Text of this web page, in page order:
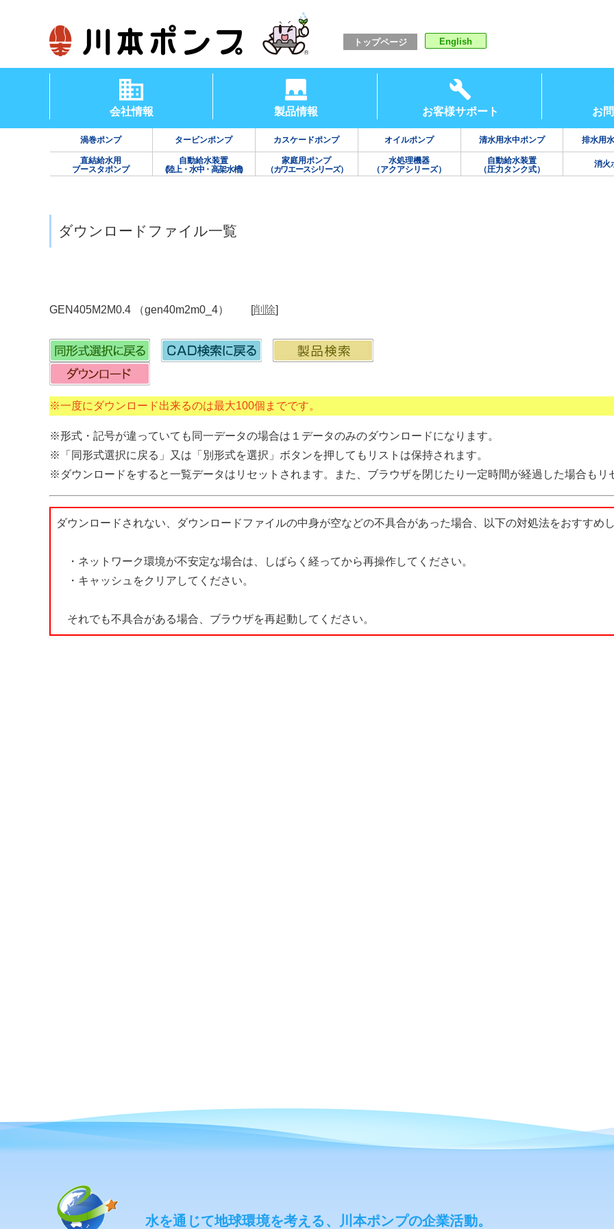
トップページ English
会社情報 製品情報 お客様サポート お
渦巻ポンプ タービンポンプ カスケードポンプ オイルポンプ 清水用水中ポンプ 排水用
直結給水用
ブースタポンプ
自動給水装置
(陸上・水中・高架水槽)
家庭用ポンプ
（カワエースシリーズ）
水処理機器
（アクアシリーズ）
自動給水装置
（圧力タンク式）
消火
ダウンロードファイル一覧
GEN405M2M0.4 （gen40m2m0_4） [削除]
※一度にダウンロード出来るのは最大100個までです。
※形式・記号が違っていても同一データの場合は１データのみのダウンロードになります。
※「同形式選択に戻る」又は「別形式を選択」ボタンを押してもリストは保持されます。
※ダウンロードをすると一覧データはリセットされます。また、ブラウザを閉じたり一定時間が経過した場合もリ
ダウンロードされない、ダウンロードファイルの中身が空などの不具合があった場合、以下の対処法をおすすめし
・ネットワーク環境が不安定な場合は、しばらく経ってから再操作してください。
・キャッシュをクリアしてください。
それでも不具合がある場合、ブラウザを再起動してください。
水を通じて地球環境を考える、川本ポンプの企業活動。